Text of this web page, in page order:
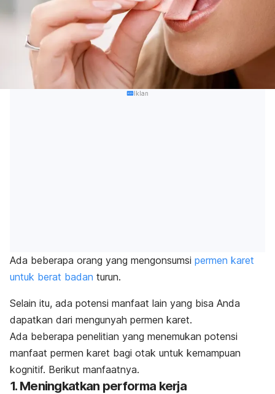
Iklan
Ada beberapa orang yang mengonsumsi permen karet
untuk berat badan turun.
Selain itu, ada potensi manfaat lain yang bisa Anda
dapatkan dari mengunyah permen karet.
Ada beberapa penelitian yang menemukan potensi
manfaat permen karet bagi otak untuk kemampuan
kognitif. Berikut manfaatnya.
1. Meningkatkan performa kerja